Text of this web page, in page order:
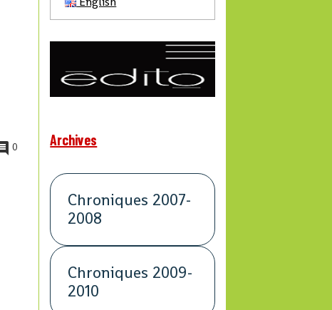
0 Archives
Chroniques 2007-
2008
Chroniques 2009-
2010